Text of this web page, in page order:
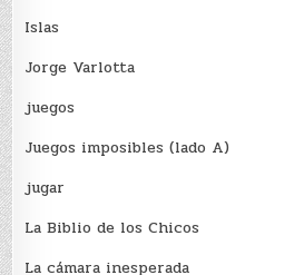
Islas
Jorge Varlotta
juegos
Juegos imposibles (lado A)
jugar
La Biblio de los Chicos
La cámara inesperada